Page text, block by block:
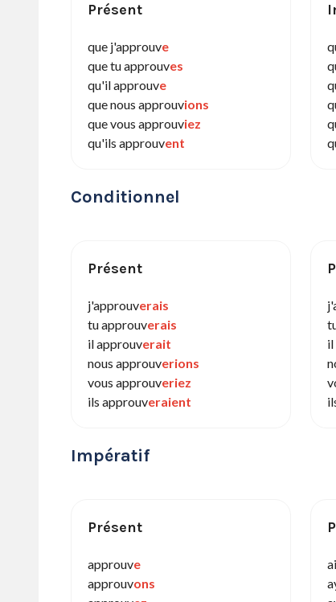
Présent
que j'approuve
que tu approuves
qu'il approuve
que nous approuvions
que vous approuviez
qu'ils approuvent
Conditionnel
Présent
j'approuverais
tu approuverais
il approuverait
nous approuverions
vous approuveriez
ils approuveraient
il
Impératif
Présent
approuve
approuvons